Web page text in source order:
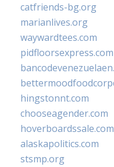
catfriends-bg.org
marianlives.org
waywardtees.com
pidfloorsexpress.com
hingstonnt.com
chooseagender.com
hoverboardssale.com
alaskapolitics.com
stsmp.org